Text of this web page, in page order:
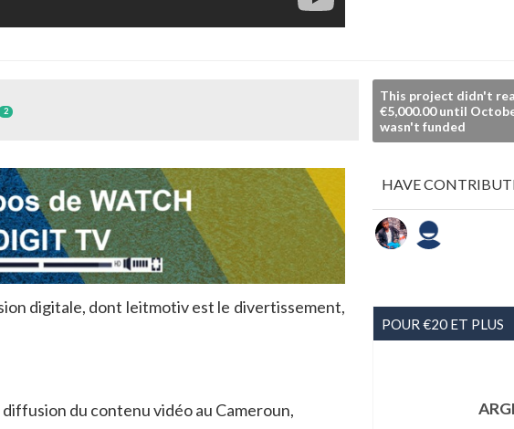
2
digitale, dont leitmotiv est le divertissement,
du contenu vidéo au Cameroun,
This project didn't
€5,000.00 until
wasn't funded
HAVE
POUR €20 ET PLUS